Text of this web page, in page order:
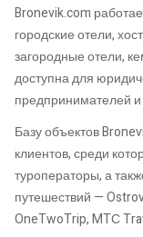
Bronevik.com
городские отели,
загородные отели,
доступна для
предпринимателей
Базу объектов
клиентов, среди
туроператоры, а
путешествий —
OneTwoTrip, MTС